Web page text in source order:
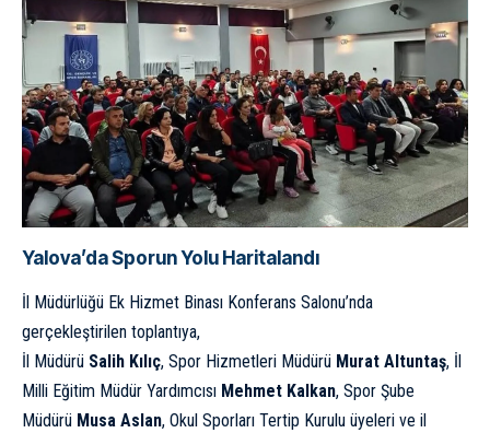
Yalova’da Sporun Yolu Haritalandı
İl Müdürlüğü Ek Hizmet Binası Konferans Salonu’nda
gerçekleştirilen toplantıya,
İl Müdürü Salih Kılıç, Spor Hizmetleri Müdürü Murat Altuntaş, İl
Milli Eğitim Müdür Yardımcısı Mehmet Kalkan, Spor Şube
Müdürü Musa Aslan, Okul Sporları Tertip Kurulu üyeleri ve il